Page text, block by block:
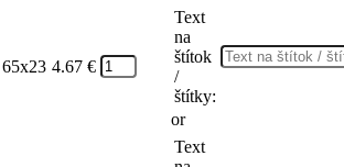
65x23 4.67 €
Text
na
štítok
/
štítky:
or
Text